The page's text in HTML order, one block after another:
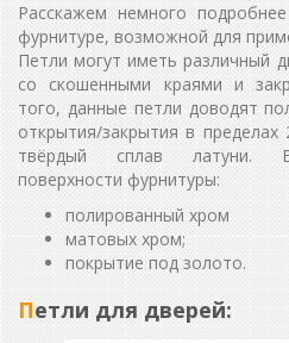
Расскажем немного
фурнитуре, возможной для
Петли могут иметь различный
со скошенными краями и
того, данные петли доводят
открытия/закрытия в
твёрдый сплав латуни.
поверхности фурнитуры:
полированный хром
матовых хром;
покрытие под золото.
Петли для дверей: